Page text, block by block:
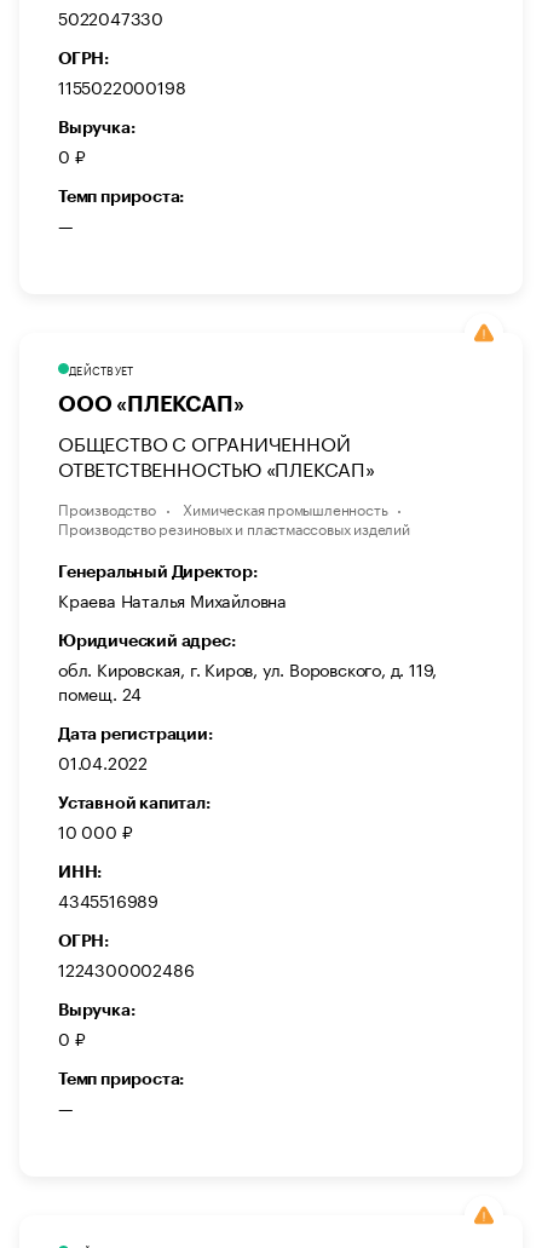
5022047330
ОГРН:
1155022000198
Выручка:
0 ₽
Темп прироста:
—
ДЕЙСТВУЕТ
ООО «ПЛЕКСАП»
ОБЩЕСТВО С ОГРАНИЧЕННОЙ
ОТВЕТСТВЕННОСТЬЮ «ПЛЕКСАП»
Производство
Химическая промышленность
Производство резиновых и пластмассовых изделий
Генеральный Директор:
Краева Наталья Михайловна
Юридический адрес:
обл. Кировская, г. Киров, ул. Воровского, д. 119,
помещ. 24
Дата регистрации:
01.04.2022
Уставной капитал:
10 000 ₽
ИНН:
4345516989
ОГРН:
1224300002486
Выручка:
0 ₽
Темп прироста:
—